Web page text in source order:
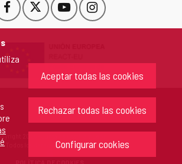
Aceptar todas las cookies
Rechazar todas las cookies
Configurar cookies
Facebook
Este
enlace
en
nueva.
Este
enlace
una
ventana
nueva.
YouTube
Este
enlace
una
ventana
nueva.
Instagram
Este
enlace
una
ventana
nueva.
2026 - Junta de Castilla y León
Todos los derechos reservados.